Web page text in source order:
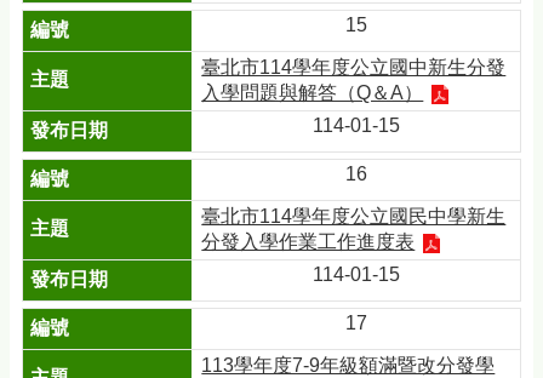
15
臺北市114學年度公立國中新生分發
入學問題與解答（Q＆A）
114-01-15
16
臺北市114學年度公立國民中學新生
分發入學作業工作進度表
114-01-15
17
113學年度7-9年級額滿暨改分發學